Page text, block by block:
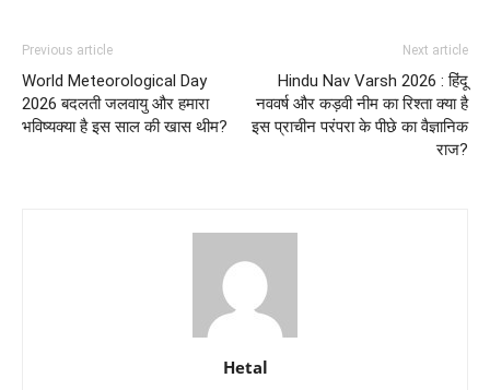
Previous article
World Meteorological Day
2026 बदलती जलवायु और हमारा
भविष्यक्या है इस साल की खास थीम?
Next article
Hindu Nav Varsh 2026 : हिंदू
नववर्ष और कड़वी नीम का रिश्ता क्या है
इस प्राचीन परंपरा के पीछे का वैज्ञानिक
राज?
Hetal